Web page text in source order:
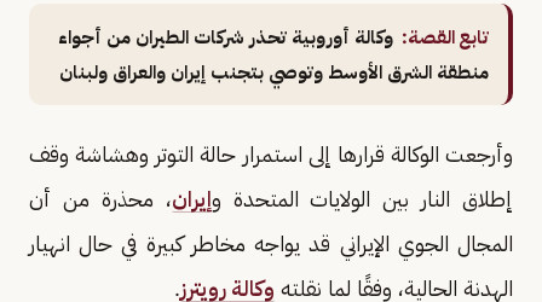
تابع القصة: وكالة أوروبية تحذر شركات الطيران من أجواء
منطقة الشرق الأوسط وتوصي بتجنب إيران والعراق ولبنان
وأرجعت الوكالة قرارها إلى استمرار حالة التوتر وهشاشة وقف
إطلاق النار بين الولايات المتحدة وإيران، محذرة من أن
المجال الجوي الإيراني قد يواجه مخاطر كبيرة في حال انهيار
الهدنة الحالية، وفقًا لما نقلته وكالة رويترز.